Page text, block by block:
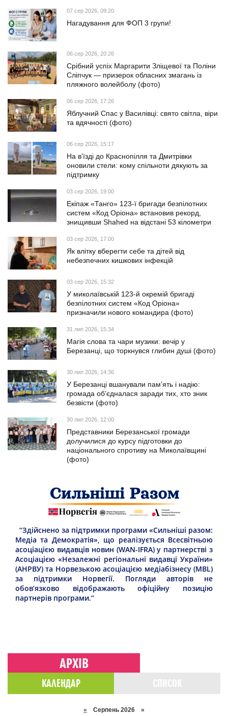
07 сер 2026, 09:20
Нагадування для ФОП 3 групи!
06 сер 2026, 20:26
Срібний успіх Маргарити Зліщевої та Поліни
Сліпчук — призерок обласних змагань із
пляжного волейболу (фото)
06 сер 2026, 17:26
Яблучний Спас у Василівці: свято світла, віри
та вдячності (фото)
06 сер 2026, 15:17
На в’їзді до Краснопілля та Дмитрівки
оновили стели: кому спільноти дякують за
підтримку
03 сер 2026, 19:00
Екіпаж «Танго» 123-ї бригади безпілотних
систем «Код Оріона» встановив рекорд,
знищивши Shahed на відстані 53 кілометри
03 сер 2026, 17:00
Як влітку вберегти себе та дітей від
небезпечних кишкових інфекцій
03 сер 2026, 15:32
У миколаївській 123-й окремій бригаді
безпілотних систем «Код Оріона»
призначили нового командира (фото)
31 лип 2026, 15:34
Магія слова та чари музики: вечір у
Березанці, що торкнувся глибин душі (фото)
30 лип 2026, 14:36
У Березанці вшанували пам’ять і надію:
громада об’єдналася заради тих, хто зник
безвісти (фото)
30 лип 2026, 12:00
Представники Березанської громади
долучилися до курсу підготовки до
національного спротиву на Миколаївщині
(фото)
“Здійснено за підтримки програми «Сильніші разом:
Медіа та Демократія», що реалізується Всесвітньою
асоціацією видавців новин (WAN-IFRA) у партнерстві з
Асоціацією «Незалежні регіональні видавці України»
(АНРВУ) та Норвезькою асоціацією медіабізнесу (MBL)
за підтримки Норвегії. Погляди авторів не
обов’язково відображають офіційну позицію
партнерів програми.”
АРХІВ
КАЛЕНДАР
« Серпень 2026 »